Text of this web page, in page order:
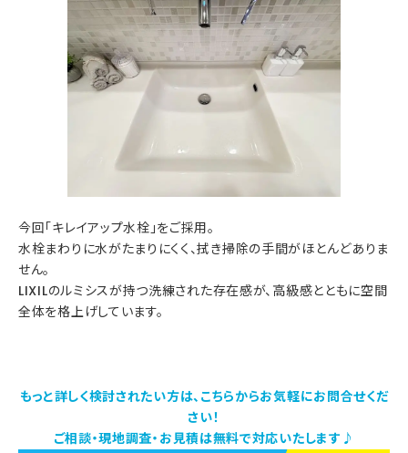
今回「キレイアップ水栓」をご採用。
水栓まわりに水がたまりにくく、拭き掃除の手間がほとんどありま
せん。
LIXILのルミシスが持つ洗練された存在感が、高級感とともに空間
全体を格上げしています。
もっと詳しく検討されたい方は、こちらからお気軽にお問合せくだ
さい！
ご相談・現地調査・お見積は無料で対応いたします♪